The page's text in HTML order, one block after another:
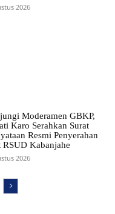
2026
Moderamen GBKP,
Karo Serahkan Surat
Resmi Penyerahan
RSUD Kabanjahe
2026